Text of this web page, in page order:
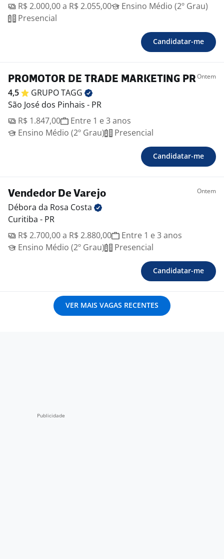
R$ 2.000,00 a R$ 2.055,00
Ensino Médio (2º Grau)
Presencial
Candidatar-me
PROMOTOR DE TRADE MARKETING PROntem
4,5 GRUPOTAGG
São José dos Pinhais - PR
R$ 1.847,00
Entre 1 e 3 anos
Ensino Médio (2º Grau)
Presencial
Candidatar-me
Vendedor De Varejo Ontem
Débora da Rosa Costa
Curitiba - PR
R$ 2.700,00 a R$ 2.880,00
Entre 1 e 3 anos
Ensino Médio (2º Grau)
Presencial
Candidatar-me
VER MAIS VAGAS RECENTES